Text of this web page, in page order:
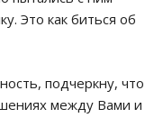
Это как биться об
подчеркну, что
между Вами и